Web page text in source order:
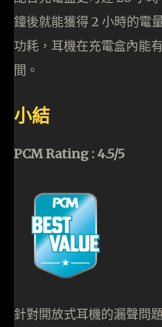
鐘後就能獲得 2 小時的電
功耗，耳機在充電盒內能
間。
小結
PCM Rating : 4.5/5
針對開放式耳機的漏聲問